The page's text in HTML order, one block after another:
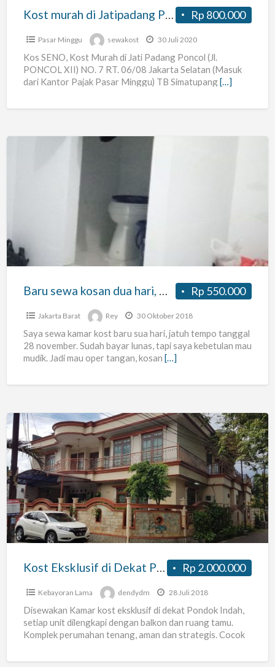
Rp 800.000
Pasar Minggu sewakost 30 Juli 2020
Kos SENO, Kost Murah di Jati Padang Poncol (Jl.
PONCOL XII) NO. 7 RT. 06/08 Jakarta Selatan (Masuk
dari Kantor Pajak Pasar Minggu) TB Simatupang[…]
mau
oper
Kosan
putra
putri.
Daerah
pedongkelan
Rp 550.000
Baru sewa kosan dua hari, mau oper tangan. Kosan putra / putri. Daerah pedongkelan depan.
Jakarta Barat Rey 30 Oktober 2018
Saya sewa kamar kost baru sua hari, jatuh tempo tanggal
28 november. Sudah bayar lunas, tapi saya kebetulan mau
mudik. Jadi mau oper tangan, kosan […]
Kost
Eksklusif
di
Dekat
Pondok
Indah
Rp 2.000.000
Kost Eksklusif di Dekat Pondok Indah
Kebayoran Lama dendydm 28 Juli 2018
Disewakan Kamar kost eksklusif di dekat Pondok Indah,
setiap unit dilengkapi dengan balkon dan ruang tamu.
Komplek perumahan tenang, aman dan strategis. Cocok